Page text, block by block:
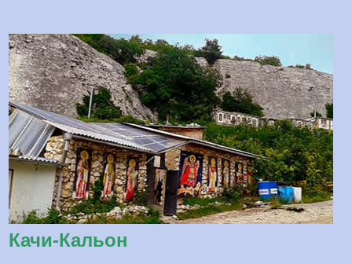
Качи-Кальон